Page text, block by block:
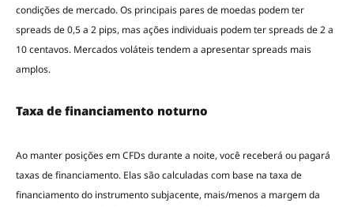
condições de mercado. Os principais pares de moedas podem ter
spreads de 0,5 a 2 pips, mas ações individuais podem ter spreads de 2 a
10 centavos. Mercados voláteis tendem a apresentar spreads mais
amplos.
Taxa de financiamento noturno
Ao manter posições em CFDs durante a noite, você receberá ou pagará
taxas de financiamento. Elas são calculadas com base na taxa de
financiamento do instrumento subjacente, mais/menos a margem da